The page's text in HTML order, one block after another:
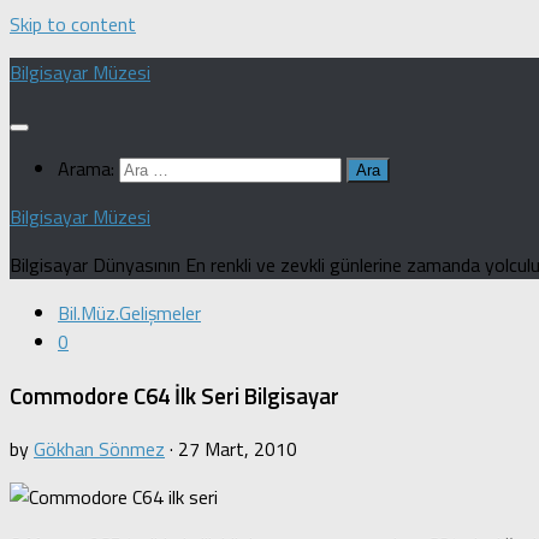
Skip to content
Bilgisayar Müzesi
Arama:
Bilgisayar Müzesi
Bilgisayar Dünyasının En renkli ve zevkli günlerine zamanda
Bil.Müz.Gelişmeler
0
Commodore C64 İlk Seri Bilgisayar
byGökhan Sönmez · 27 Mart, 2010